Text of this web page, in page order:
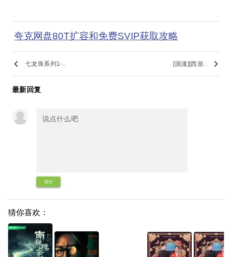
夸克网盘80T扩容和免费SVIP获取攻略
keyboard_arrow_left 七龙珠系列1-.. [国漫][西游.. keyboard_arrow_right
最新回复
提交
猜你喜欢：